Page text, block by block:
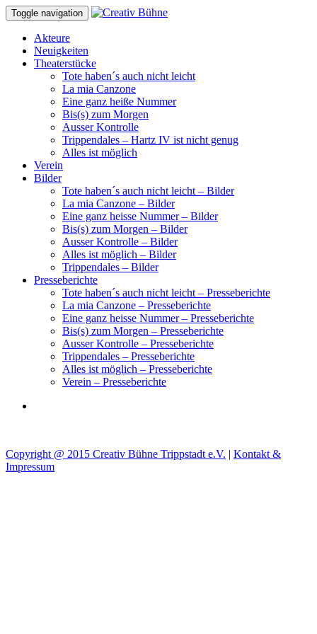
Toggle navigation
Akteure
Neuigkeiten
Theaterstücke
Tote haben´s auch nicht leicht
La mia Canzone
Eine ganz heiße Nummer
Bis(s) zum Morgen
Ausser Kontrolle
Trippendales – Hartz IV ist nicht genug
Alles ist möglich
Verein
Bilder
Tote haben´s auch nicht leicht – Bilder
La mia Canzone – Bilder
Eine ganz heisse Nummer – Bilder
Bis(s) zum Morgen – Bilder
Ausser Kontrolle – Bilder
Alles ist möglich – Bilder
Trippendales – Bilder
Presseberichte
Tote haben´s auch nicht leicht – Presseberichte
La mia Canzone – Presseberichte
Eine ganz heisse Nummer – Presseberichte
Bis(s) zum Morgen – Presseberichte
Ausser Kontrolle – Presseberichte
Trippendales – Presseberichte
Alles ist möglich – Presseberichte
Verein – Presseberichte
Copyright @ 2015 Creativ Bühne Trippstadt e.V. | Kontakt &
Impressum